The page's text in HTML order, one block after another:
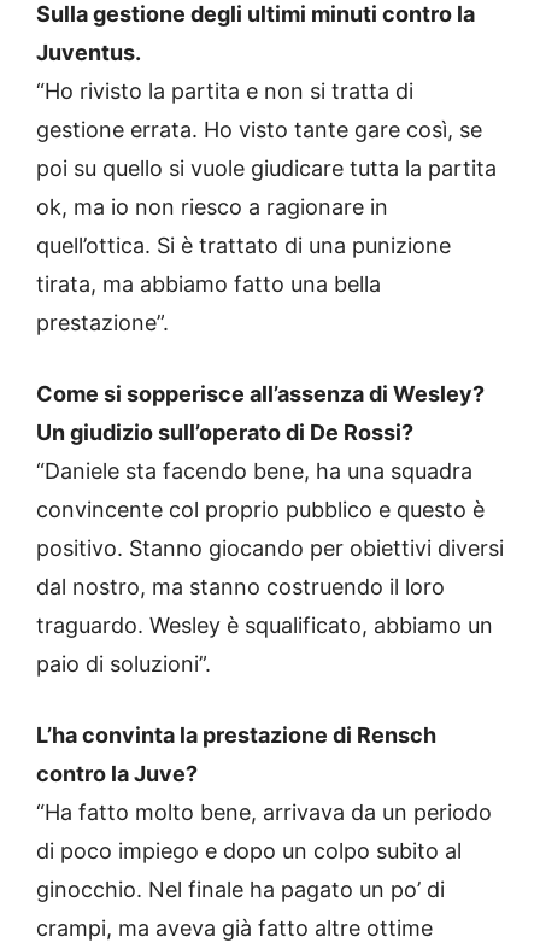
Sulla gestione degli ultimi minuti contro la
Juventus.
“Ho rivisto la partita e non si tratta di
gestione errata. Ho visto tante gare così, se
poi su quello si vuole giudicare tutta la partita
ok, ma io non riesco a ragionare in
quell’ottica. Si è trattato di una punizione
tirata, ma abbiamo fatto una bella
prestazione”.
Come si sopperisce all’assenza di Wesley?
Un giudizio sull’operato di De Rossi?
“Daniele sta facendo bene, ha una squadra
convincente col proprio pubblico e questo è
positivo. Stanno giocando per obiettivi diversi
dal nostro, ma stanno costruendo il loro
traguardo. Wesley è squalificato, abbiamo un
paio di soluzioni”.
L’ha convinta la prestazione di Rensch
contro la Juve?
“Ha fatto molto bene, arrivava da un periodo
di poco impiego e dopo un colpo subito al
ginocchio. Nel finale ha pagato un po’ di
crampi, ma aveva già fatto altre ottime